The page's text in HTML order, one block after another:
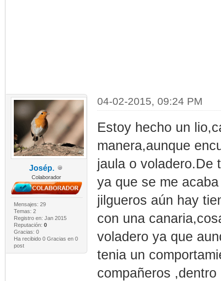
Josép.
Colaborador
Mensajes: 29
Temas: 2
Registro en: Jan 2015
Reputación: 0
Gracias: 0
Ha recibido 0 Gracias en 0
post
04-02-2015, 09:24 PM
Estoy hecho un
manera,aunque
jaula o voladero.De
ya que se me
jilgueros aún hay
con una
voladero ya que
tenia un
compañeros